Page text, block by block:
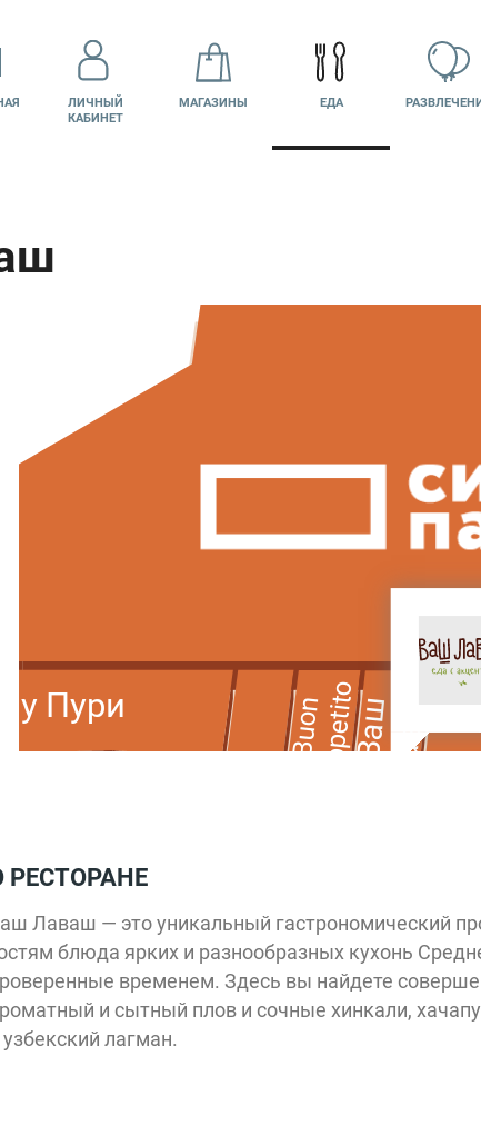
ЛИЧНЫЙ
КАБИНЕТ
МАГАЗИНЫ ЕДА
Пури BuonAppetito
Русские
блины
Реберная
ВашЛаваш
РЕСТОРАНЕ
Лаваш — это уникальный гастрономический
блюда ярких и разнообразных кухонь
временем. Здесь вы найдете
и сытный плов и сочные хинкали,
узбекский лагман.